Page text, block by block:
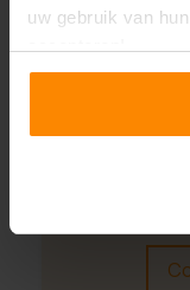
uw gebruik van
Een maat
experts